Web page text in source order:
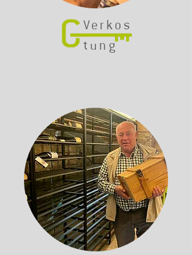
Verkos
tung